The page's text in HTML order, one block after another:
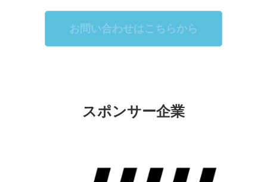
お問い合わせはこちらから
スポンサー企業